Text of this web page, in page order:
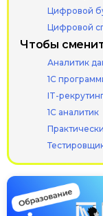
Цифровой
Цифровой
Чтобы
Аналитик
1С
IT-
1С аналитик
© ООО «Актион-
2026 г. Все